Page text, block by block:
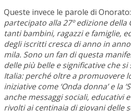
Queste invece le parole di Onorato:
partecipato alla 27º edizione della
tanti bambini, ragazzi e famiglie,
degli iscritti cresca di anno in
mila. Sono un fan di questa
delle più belle e significative che si
Italia: perché oltre a promuovere
iniziative come ‘Onda donna’ e la
anche messaggi sociali, educativi
rivolti ai centinaia di giovani delle